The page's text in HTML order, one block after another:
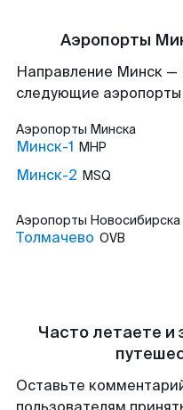
Аэропорты
Направление Минск —
следующие аэропорты
Аэропорты Минска
Минск-1 MHP
Минск-2 MSQ
Аэропорты Новосибирска
Толмачево OVB
Часто летаете и
Оставьте